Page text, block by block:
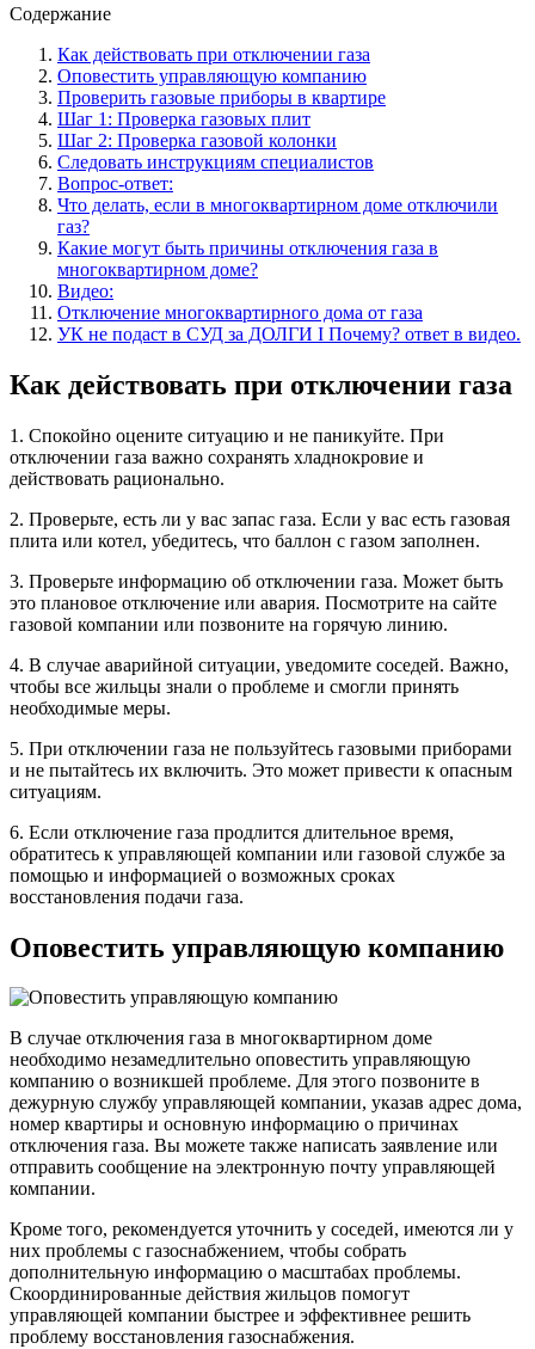
Содержание
Как действовать при отключении газа
Оповестить управляющую компанию
Проверить газовые приборы в квартире
Шаг 1: Проверка газовых плит
Шаг 2: Проверка газовой колонки
Следовать инструкциям специалистов
Вопрос-ответ:
Что делать, если в многоквартирном доме отключили
газ?
Какие могут быть причины отключения газа в
многоквартирном доме?
Видео:
Отключение многоквартирного дома от газа
УК не подаст в СУД за ДОЛГИ I Почему? ответ в видео.
Как действовать при отключении газа
1. Спокойно оцените ситуацию и не паникуйте. При
отключении газа важно сохранять хладнокровие и
действовать рационально.
2. Проверьте, есть ли у вас запас газа. Если у вас есть газовая
плита или котел, убедитесь, что баллон с газом заполнен.
3. Проверьте информацию об отключении газа. Может быть
это плановое отключение или авария. Посмотрите на сайте
газовой компании или позвоните на горячую линию.
4. В случае аварийной ситуации, уведомите соседей. Важно,
чтобы все жильцы знали о проблеме и смогли принять
необходимые меры.
5. При отключении газа не пользуйтесь газовыми приборами
и не пытайтесь их включить. Это может привести к опасным
ситуациям.
6. Если отключение газа продлится длительное время,
обратитесь к управляющей компании или газовой службе за
помощью и информацией о возможных сроках
восстановления подачи газа.
Оповестить управляющую компанию
В случае отключения газа в многоквартирном доме
необходимо незамедлительно оповестить управляющую
компанию о возникшей проблеме. Для этого позвоните в
дежурную службу управляющей компании, указав адрес дома,
номер квартиры и основную информацию о причинах
отключения газа. Вы можете также написать заявление или
отправить сообщение на электронную почту управляющей
компании.
Кроме того, рекомендуется уточнить у соседей, имеются ли у
них проблемы с газоснабжением, чтобы собрать
дополнительную информацию о масштабах проблемы.
Скоординированные действия жильцов помогут
управляющей компании быстрее и эффективнее решить
проблему восстановления газоснабжения.